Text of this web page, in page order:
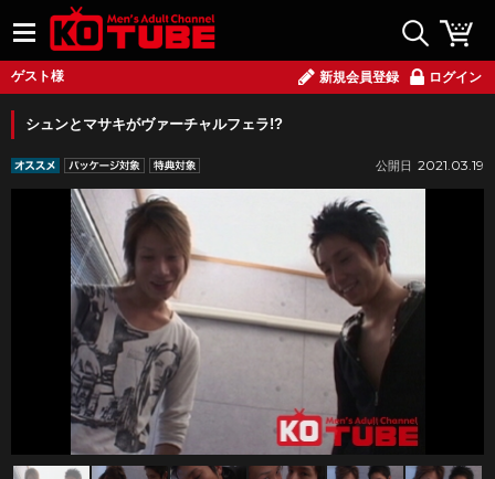
ゲスト様 新規会員登録 ログイン
シュンとマサキがヴァーチャルフェラ!?
2021.03.19